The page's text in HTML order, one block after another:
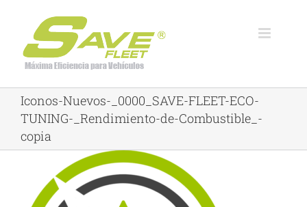
content
Iconos-Nuevos-_0000_SAVE-FLEET-ECO-
TUNING-_Rendimiento-de-Combustible_-
copia